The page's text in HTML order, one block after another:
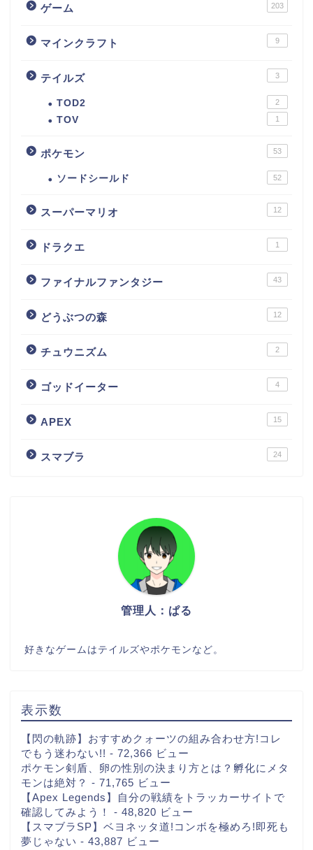
ゲーム 203
マインクラフト 9
テイルズ 3
TOD2 2
TOV 1
ポケモン 53
ソードシールド 52
スーパーマリオ 12
ドラクエ 1
ファイナルファンタジー 43
どうぶつの森 12
チュウニズム 2
ゴッドイーター 4
APEX 15
スマブラ 24
管理人：ぱる
好きなゲームはテイルズやポケモンなど。
表示数
【閃の軌跡】おすすめクォーツの組み合わせ方!コレ
でもう迷わない!! - 72,366 ビュー
ポケモン剣盾、卵の性別の決まり方とは？孵化にメタ
モンは絶対？ - 71,765 ビュー
【Apex Legends】自分の戦績をトラッカーサイトで
確認してみよう！
- 48,820 ビュー
【スマブラSP】ベヨネッタ道!コンボを極めろ!即死も
夢じゃない - 43,887 ビュー